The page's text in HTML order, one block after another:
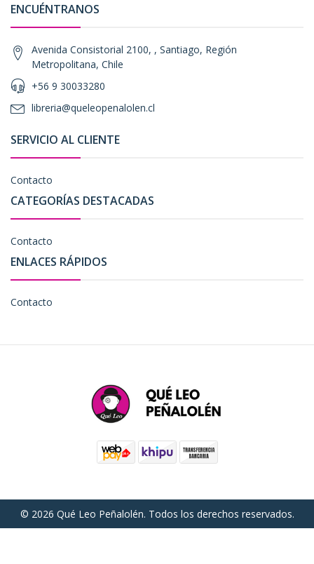
ENCUÉNTRANOS
Avenida Consistorial 2100, , Santiago, Región
Metropolitana, Chile
+56 9 30033280
libreria@queleopenalolen.cl
SERVICIO AL CLIENTE
Contacto
CATEGORÍAS DESTACADAS
Contacto
ENLACES RÁPIDOS
Contacto
© 2026 Qué Leo Peñalolén. Todos los derechos reservados.